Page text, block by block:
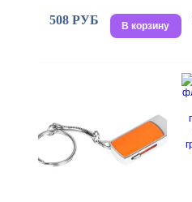
ПРЯМОУГОЛЬНОЙ
ФОРМЫ С ОКРУГЛЫМИ
КРАЯМИ ПОД
508 РУБ В корзину